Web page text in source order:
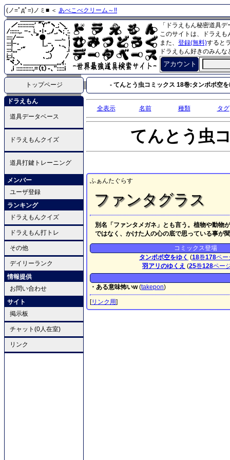
(ノ=ﾟдﾟ=)ノミ■ ＜ あべこべクリーム～!!
「ドラえもん秘密道具
このサイトは、ドラえ
また、 登録(無料)すると
ドラえもん好きのみん
アカウント
トップページ - てんとう虫コミックス 18巻:タンポポ空
ドラえもん
道具データベース
ドラえもんクイズ
道具打鍵トレーニング
メンバー
ユーザ登録
ランキング
ドラえもんクイズ
ドラえもん打トレ
その他
デイリーランク
情報提供
お問い合わせ
サイト
掲示板
チャット(0人在室)
リンク
全表示 名前 種類 タグ
てんとう虫
ふぁんたぐらす
ファンタグラス
別名「ファンタメガネ」とも言う。植物や動物
ではなく、かけた人の心の底で思っている事が
コミックス登場
タンポポ空をゆく (18巻178ペー
羽アリのゆくえ (25巻128ペー
・ある意味怖いw(takepon)
[リンク用]